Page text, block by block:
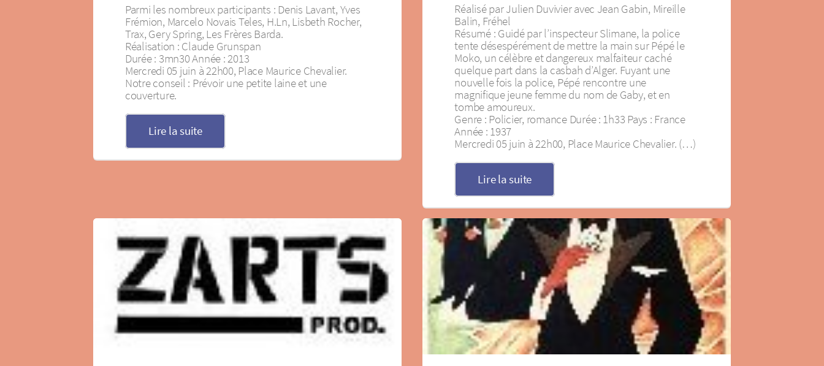
Parmi les nombreux participants : Denis Lavant, Yves
Frémion, Marcelo Novais Teles, H.Ln, Lisbeth Rocher,
Trax, Gery Spring, Les Frères Barda.
Réalisation : Claude Grunspan
Durée : 3mn30 Année : 2013
Mercredi 05 juin à 22h00, Place Maurice Chevalier.
Notre conseil : Prévoir une petite laine et une
couverture.
Lire la suite
Réalisé par Julien Duvivier avec Jean Gabin, Mireille
Balin, Fréhel
Résumé : Guidé par l’inspecteur Slimane, la police
tente désespérément de mettre la main sur Pépé le
Moko, un célèbre et dangereux malfaiteur caché
quelque part dans la casbah d’Alger. Fuyant une
nouvelle fois la police, Pépé rencontre une
magnifique jeune femme du nom de Gaby, et en
tombe amoureux.
Genre : Policier, romance Durée : 1h33 Pays : France
Année : 1937
Mercredi 05 juin à 22h00, Place Maurice Chevalier. (…)
Lire la suite